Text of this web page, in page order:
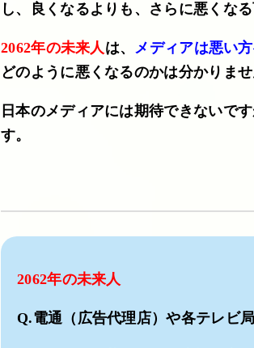
し、良くなるよりも、さらに悪くな
2062年の未来人は、 メディアは悪い
どのように悪くなるのかは分かりま
日本のメディアには期待できないで
す。
2062年の未来人
Q.電通（広告代理店）や各テレビ